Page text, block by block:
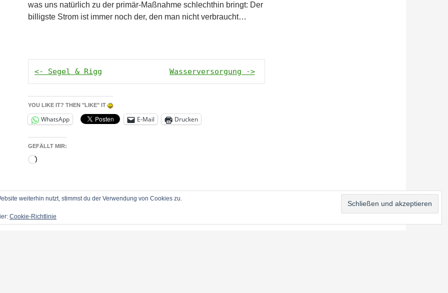
was uns natürlich zu der primär-Maßnahme schlechthin bringt: Der
billigste Strom ist immer noch der, den man nicht verbraucht…
<- Segel & Rigg Wasserversorgung ->
YOU LIKE IT? THEN "LIKE" IT
WhatsApp E-Mail Drucken
GEFÄLLT MIR:
Wird
weiterhin nutzt, stimmst du der Verwendung von Cookies zu.
Cookie-Richtlinie